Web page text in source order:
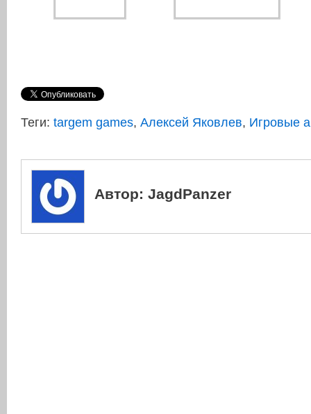
Теги: targem games, Алексей Яковлев, Игровые
Автор: JagdPanzer